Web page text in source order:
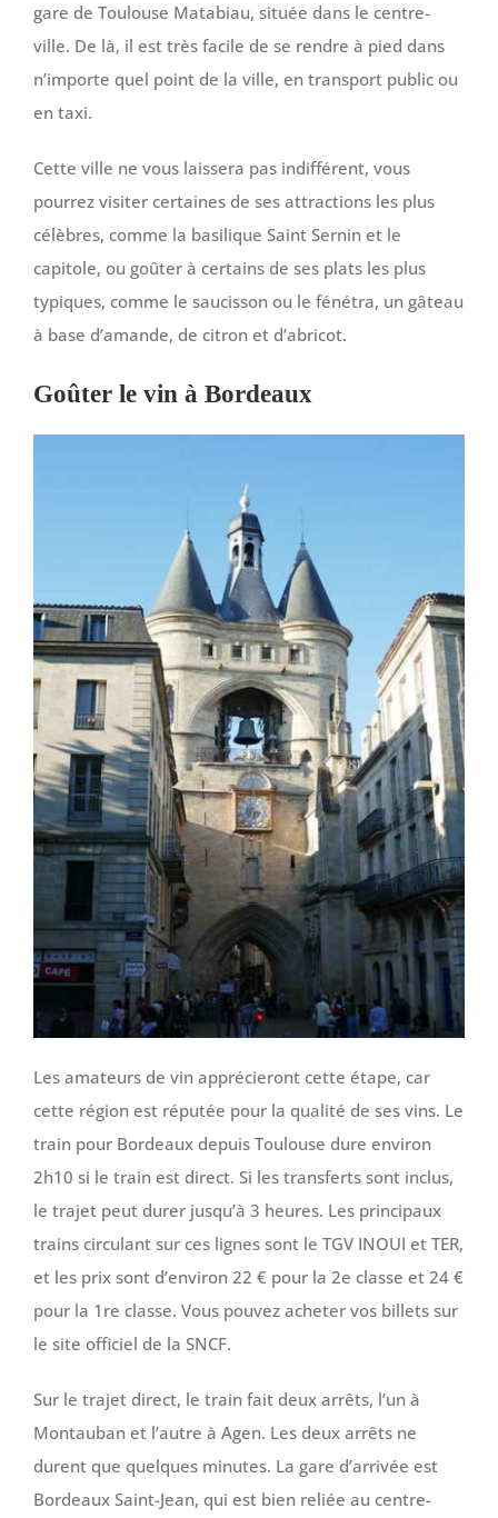
gare de Toulouse Matabiau, située dans le centre-
ville. De là, il est très facile de se rendre à pied dans
n’importe quel point de la ville, en transport public ou
en taxi.
Cette ville ne vous laissera pas indifférent, vous
pourrez visiter certaines de ses attractions les plus
célèbres, comme la basilique Saint Sernin et le
capitole, ou goûter à certains de ses plats les plus
typiques, comme le saucisson ou le fénétra, un gâteau
à base d’amande, de citron et d’abricot.
Goûter le vin à Bordeaux
Les amateurs de vin apprécieront cette étape, car
cette région est réputée pour la qualité de ses vins. Le
train pour Bordeaux depuis Toulouse dure environ
2h10 si le train est direct. Si les transferts sont inclus,
le trajet peut durer jusqu’à 3 heures. Les principaux
trains circulant sur ces lignes sont le TGV INOUI et TER,
et les prix sont d’environ 22 € pour la 2e classe et 24 €
pour la 1re classe. Vous pouvez acheter vos billets sur
le site officiel de la SNCF.
Sur le trajet direct, le train fait deux arrêts, l’un à
Montauban et l’autre à Agen. Les deux arrêts ne
durent que quelques minutes. La gare d’arrivée est
Bordeaux Saint-Jean, qui est bien reliée au centre-